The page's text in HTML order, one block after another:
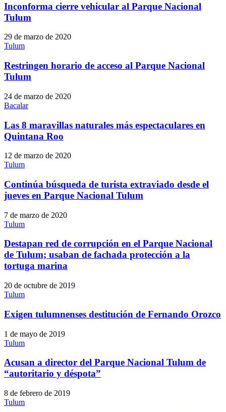
Inconforma cierre vehicular al Parque Nacional
Tulum
29 de marzo de 2020
Tulum
Restringen horario de acceso al Parque Nacional
Tulum
24 de marzo de 2020
Bacalar
Las 8 maravillas naturales más espectaculares en
Quintana Roo
12 de marzo de 2020
Tulum
Continúa búsqueda de turista extraviado desde el
jueves en Parque Nacional Tulum
7 de marzo de 2020
Tulum
Destapan red de corrupción en el Parque Nacional
de Tulum; usaban de fachada protección a la
tortuga marina
20 de octubre de 2019
Tulum
Exigen tulumnenses destitución de Fernando Orozco
1 de mayo de 2019
Tulum
Acusan a director del Parque Nacional Tulum de
“autoritario y déspota”
8 de febrero de 2019
Tulum